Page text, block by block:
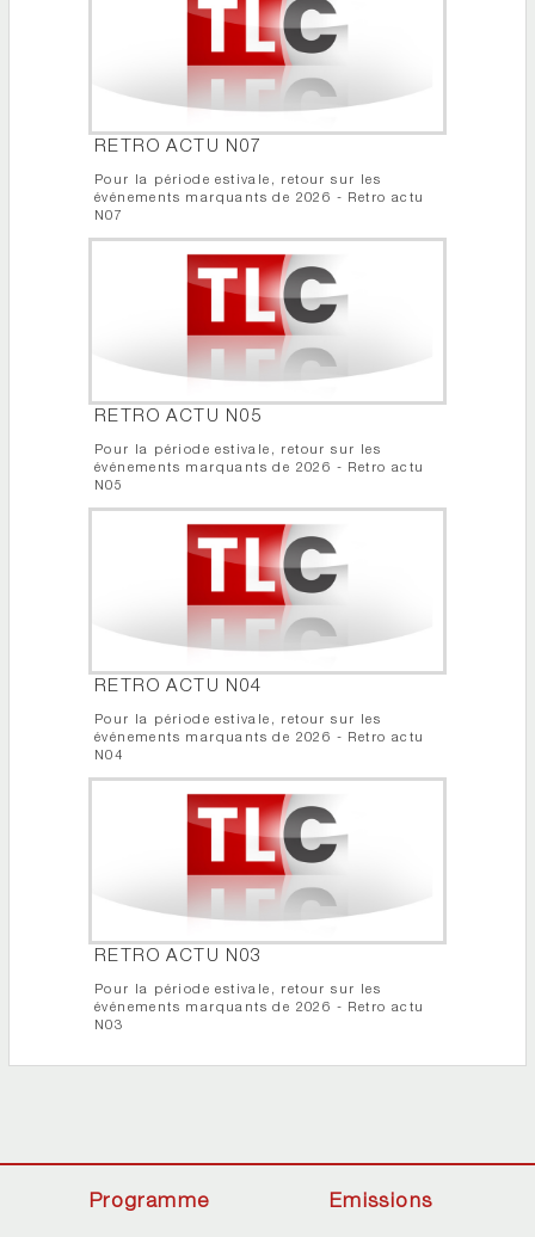
RETRO ACTU N07
Pour la période estivale, retour sur les
événements marquants de 2026 - Retro actu
N07
RETRO ACTU N05
Pour la période estivale, retour sur les
événements marquants de 2026 - Retro actu
N05
RETRO ACTU N04
Pour la période estivale, retour sur les
événements marquants de 2026 - Retro actu
N04
RETRO ACTU N03
Pour la période estivale, retour sur les
événements marquants de 2026 - Retro actu
N03
Programme Emissions